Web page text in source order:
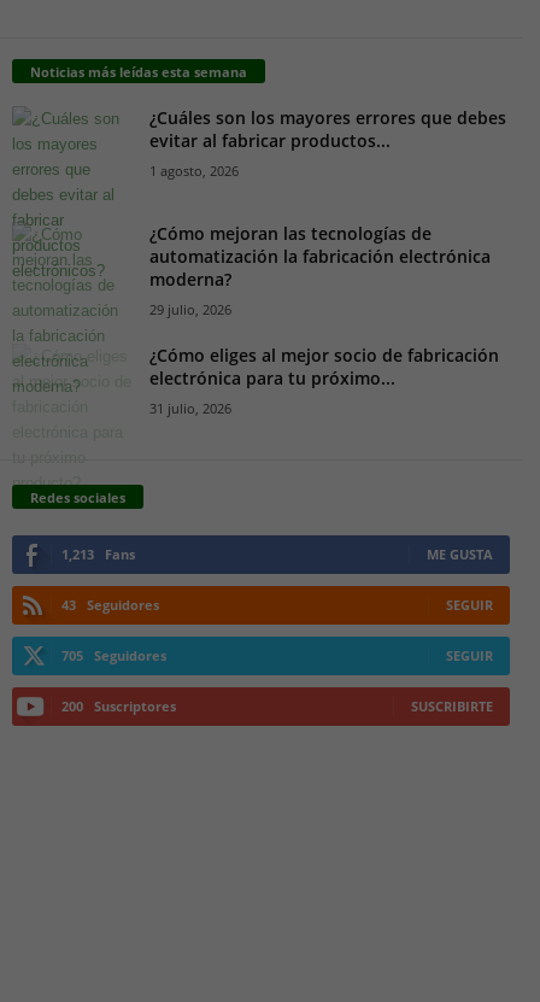
Noticias más leídas esta semana
¿Cuáles son los mayores errores que debes
evitar al fabricar productos...
1 agosto, 2026
¿Cómo mejoran las tecnologías de
automatización la fabricación electrónica
moderna?
29 julio, 2026
¿Cómo eliges al mejor socio de fabricación
electrónica para tu próximo...
31 julio, 2026
Redes sociales
1,213 Fans ME GUSTA
43 Seguidores SEGUIR
705 Seguidores SEGUIR
200 Suscriptores SUSCRIBIRTE